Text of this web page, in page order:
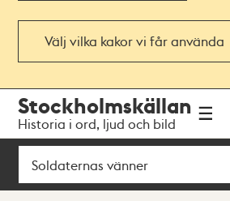
Välj vilka kakor vi får använda
navigationen
huvudinnehållet
Stockholmskällan
Historia i ord, ljud och bild
Sök